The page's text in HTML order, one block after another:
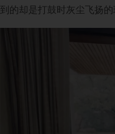
到的却是打鼓时灰尘飞扬